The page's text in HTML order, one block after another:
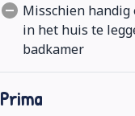
Misschien
in het huis te
badkamer
Prima